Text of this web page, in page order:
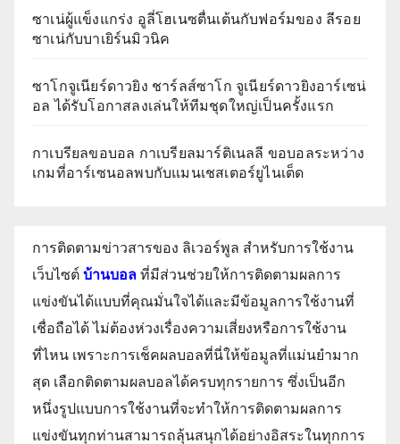
ซาเน่ผู้แข็งแกร่ง อูลี่โฮเนซตื่นเต้นกับฟอร์มของ ลีรอย
ซาเน่กับบาเยิร์นมิวนิค
ซาโกจูเนียร์ดาวยิง ชาร์ลส์ซาโก จูเนียร์ดาวยิงอาร์เซน่
อล ได้รับโอกาสลงเล่นให้ทีมชุดใหญ่เป็นครั้งแรก
กาเบรียลขอบอล กาเบรียลมาร์ติเนลลี ขอบอลระหว่าง
เกมที่อาร์เซนอลพบกับแมนเชสเตอร์ยูไนเต็ด
การติดตามข่าวสารของ ลิเวอร์พูล สำหรับการใช้งาน
เว็บไซต์ บ้านบอล ที่มีส่วนช่วยให้การติดตามผลการ
แข่งขันได้แบบที่คุณมั่นใจได้และมีข้อมูลการใช้งานที่
เชื่อถือได้ ไม่ต้องห่วงเรื่องความเสี่ยงหรือการใช้งาน
ที่ไหน เพราะการเช็คผลบอลที่นี่ให้ข้อมูลที่แม่นยำมาก
สุด เลือกติดตามผลบอลได้ครบทุกรายการ ซึ่งเป็นอีก
หนึ่งรูปแบบการใช้งานที่จะทำให้การติดตามผลการ
แข่งขันทุกท่านสามารถลุ้นสนุกได้อย่างอิสระในทุกการ